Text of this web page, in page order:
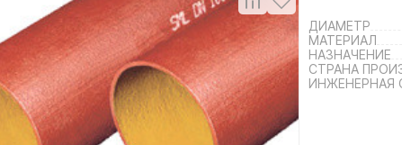
ДИАМЕТР
МАТЕРИАЛ
НАЗНАЧЕНИЕ
СТРАНА
ИНЖЕНЕРНАЯ